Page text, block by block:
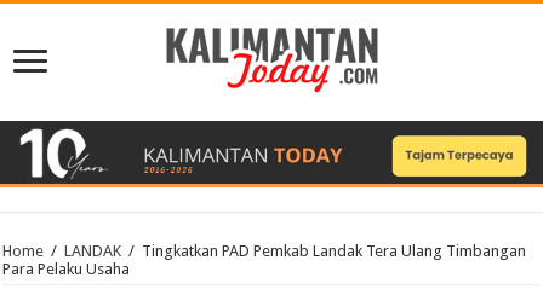
Home / LANDAK / Tingkatkan PAD Pemkab Landak Tera Ulang Timbangan
Para Pelaku Usaha